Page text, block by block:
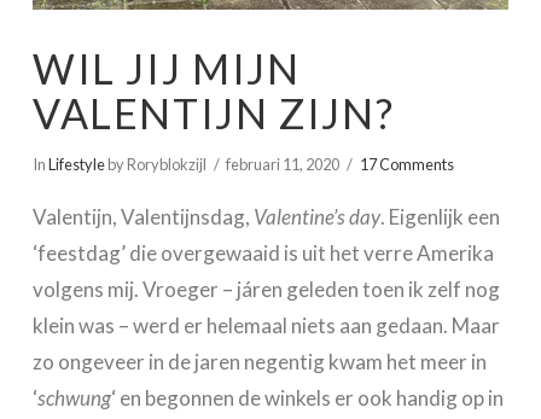
WIL JIJ MIJN
VALENTIJN ZIJN?
InLifestyleby Roryblokzijl februari 11, 2020 17 Comments
Valentijn, Valentijnsdag, Valentine’s day. Eigenlijk een
‘feestdag’ die overgewaaid is uit het verre Amerika
volgens mij. Vroeger – járen geleden toen ik zelf nog
klein was – werd er helemaal niets aan gedaan. Maar
zo ongeveer in de jaren negentig kwam het meer in
‘schwung‘ en begonnen de winkels er ook handig op in